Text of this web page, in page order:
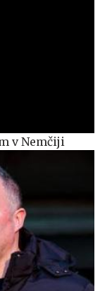
v Nemčiji